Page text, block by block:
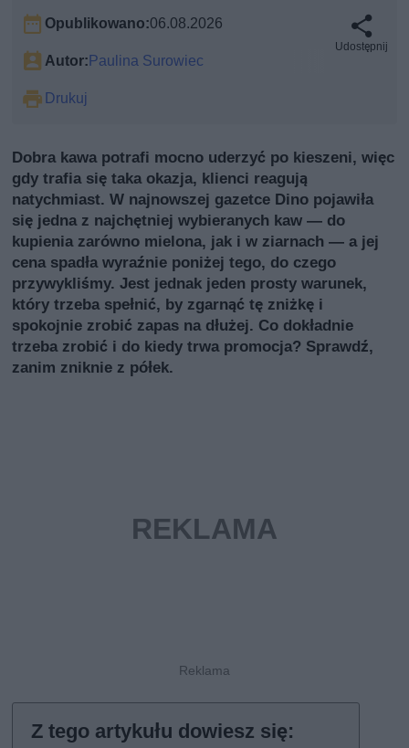
Opublikowano:06.08.2026
Autor:Paulina Surowiec
Drukuj
Udostępnij
Dobra kawa potrafi mocno uderzyć po kieszeni, więc
gdy trafia się taka okazja, klienci reagują
natychmiast. W najnowszej gazetce Dino pojawiła
się jedna z najchętniej wybieranych kaw — do
kupienia zarówno mielona, jak i w ziarnach — a jej
cena spadła wyraźnie poniżej tego, do czego
przywykliśmy. Jest jednak jeden prosty warunek,
który trzeba spełnić, by zgarnąć tę zniżkę i
spokojnie zrobić zapas na dłużej. Co dokładnie
trzeba zrobić i do kiedy trwa promocja? Sprawdź,
zanim zniknie z półek.